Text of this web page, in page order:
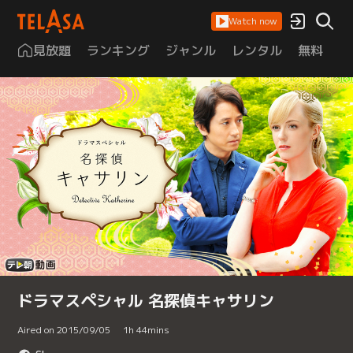
Watch now
見放題 ランキング ジャンル レンタル 無料
ドラマスペシャル 名探偵キャサリン
Aired on 2015/09/05 1h 44mins